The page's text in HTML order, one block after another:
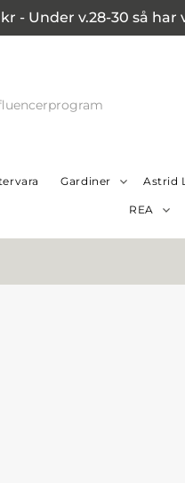
kr - Under v.28-30 så
Gardiner Astrid
REA